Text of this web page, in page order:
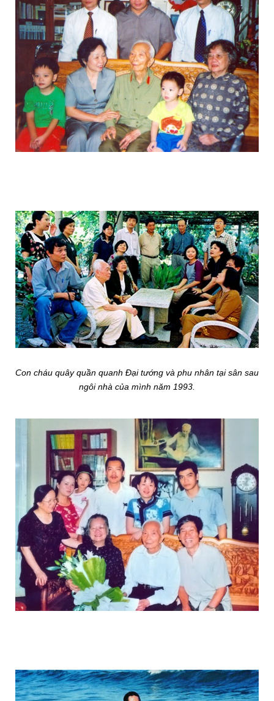
Con cháu quây quần quanh Đại tướng và phu nhân tại sân sau
ngôi nhà của mình năm 1993.